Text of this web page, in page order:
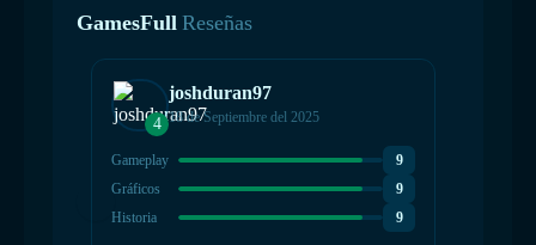
GamesFull Reseñas
4
joshduran97
18 de Septiembre del 2025
Gameplay
9
Gráficos
9
Historia
9